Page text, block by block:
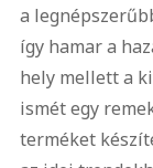
a
így hamar a
hely mellett a
ismét egy
terméket